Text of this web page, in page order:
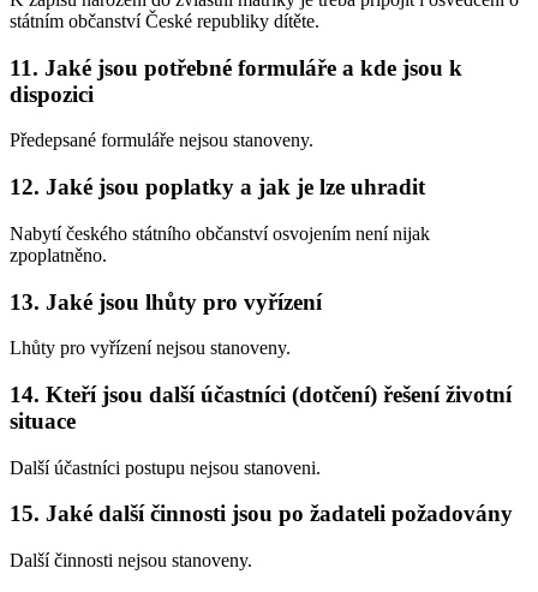
státním občanství České republiky dítěte.
11. Jaké jsou potřebné formuláře a kde jsou k
dispozici
Předepsané formuláře nejsou stanoveny.
12. Jaké jsou poplatky a jak je lze uhradit
Nabytí českého státního občanství osvojením není nijak
zpoplatněno.
13. Jaké jsou lhůty pro vyřízení
Lhůty pro vyřízení nejsou stanoveny.
14. Kteří jsou další účastníci (dotčení) řešení životní
situace
Další účastníci postupu nejsou stanoveni.
15. Jaké další činnosti jsou po žadateli požadovány
Další činnosti nejsou stanoveny.